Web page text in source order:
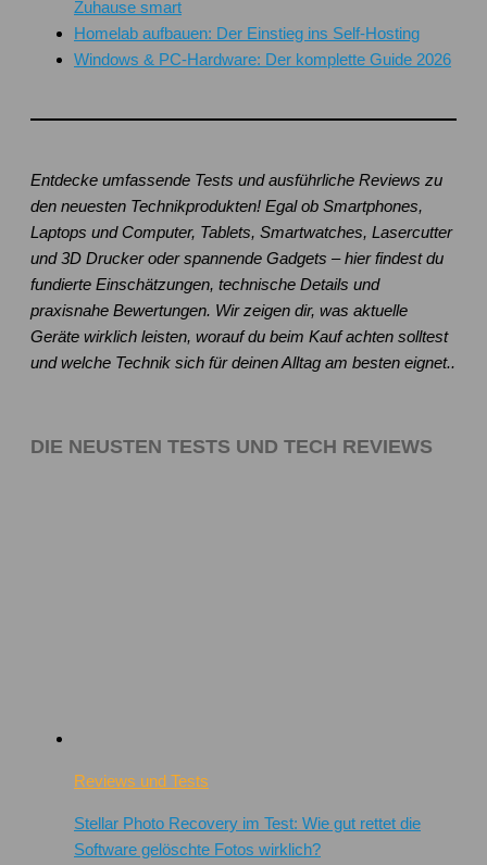
Zuhause smart
Homelab aufbauen: Der Einstieg ins Self-Hosting
Windows & PC-Hardware: Der komplette Guide 2026
Entdecke umfassende Tests und ausführliche Reviews zu
den neuesten Technikprodukten! Egal ob Smartphones,
Laptops und Computer, Tablets, Smartwatches, Lasercutter
und 3D Drucker oder spannende Gadgets – hier findest du
fundierte Einschätzungen, technische Details und
praxisnahe Bewertungen. Wir zeigen dir, was aktuelle
Geräte wirklich leisten, worauf du beim Kauf achten solltest
und welche Technik sich für deinen Alltag am besten eignet..
DIE NEUSTEN TESTS UND TECH REVIEWS
Reviews und Tests
Stellar Photo Recovery im Test: Wie gut rettet die
Software gelöschte Fotos wirklich?